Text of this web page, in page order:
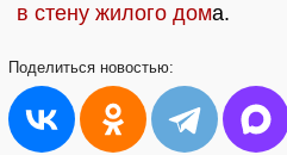
в стену жилого дома.
Поделиться новостью: